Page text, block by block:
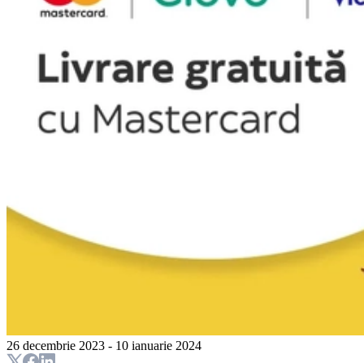
26 decembrie 2023 - 10 ianuarie 2024